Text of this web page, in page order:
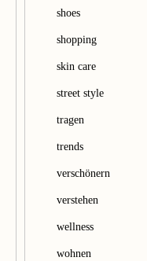
shoes
shopping
skin care
street style
tragen
trends
verschönern
verstehen
wellness
wohnen